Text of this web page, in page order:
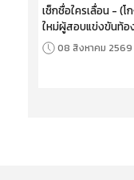
เช็กชื่อใครเลื่อน - (
ใหม่ผู้สอบแข่งขันท้อ
08 สิงหาคม 2569